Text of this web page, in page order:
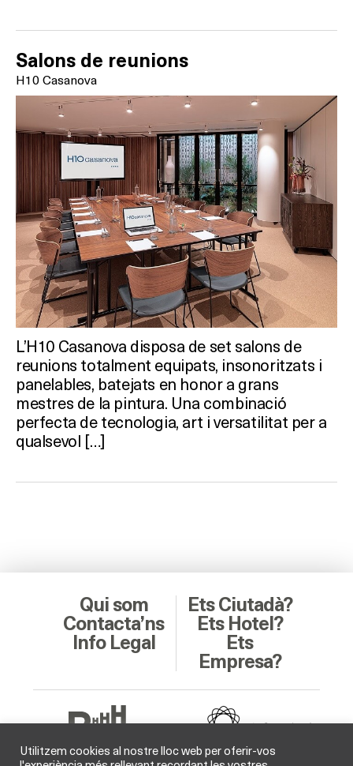
Salons de reunions
H10 Casanova
L’H10 Casanova disposa de set salons de
reunions totalment equipats, insonoritzats i
panelables, batejats en honor a grans
mestres de la pintura. Una combinació
perfecta de tecnologia, art i versatilitat per a
qualsevol […]
Qui som
Contacta’ns
Info Legal
Ets Ciutadà?
Ets Hotel?
Ets
Empresa?
Utilitzem cookies al nostre lloc web per oferir-vos